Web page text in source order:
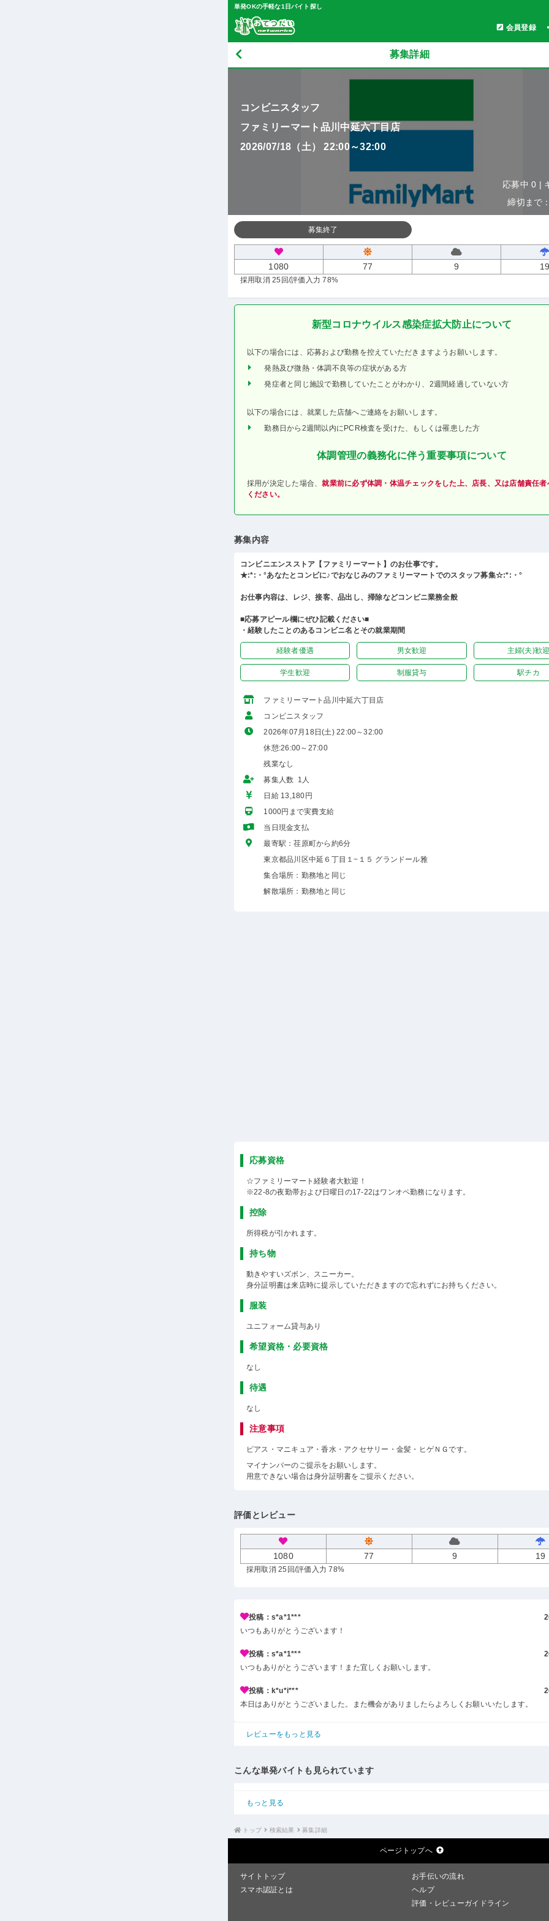
単発OKの手軽な1日バイト探し
会員登録
募集詳細
コンビニスタッフ
ファミリーマート品川中延六丁目店
2026/07/18（土） 22:00～32:00
応募中 0 |
締切まで
募集終了
1080 77 9
採用取消 25回/評価入力 78%
新型コロナウイルス感染症拡大防止について
以下の場合には、応募および勤務を控えていただきますようお願いします。
発熱及び微熱・体調不良等の症状がある方
発症者と同じ施設で勤務していたことがわかり、2週間経過していない方
以下の場合には、就業した店舗へご連絡をお願いします。
勤務日から2週間以内にPCR検査を受けた、もしくは罹患した方
体調管理の義務化に伴う重要事項について
採用が決定した場合、就業前に必ず体調・体温チェックをした上、店長、又は店舗責任者
ください。
募集内容
コンビニエンスストア【ファミリーマート】のお仕事です。
★:*:・°あなたとコンビに♪でおなじみのファミリーマートでのスタッフ募集☆:*:・°
お仕事内容は、レジ、接客、品出し、掃除などコンビニ業務全般
■応募アピール欄にぜひ記載ください■
・経験したことのあるコンビニ名とその就業期間
経験者優遇 男女歓迎 主婦(夫)歓
学生歓迎 制服貸与 駅チカ
ファミリーマート品川中延六丁目店
コンビニスタッフ
2026年07月18日(土) 22:00～32:00
休憩:26:00～27:00
残業なし
募集人数 1人
日給 13,180円
1000円まで実費支給
当日現金支払
最寄駅：荏原町から約6分
東京都品川区中延６丁目１−１５ グランドール雅
集合場所：勤務地と同じ
解散場所：勤務地と同じ
応募資格
☆ファミリーマート経験者大歓迎！
※22-8の夜勤帯および日曜日の17-22はワンオペ勤務になります。
控除
所得税が引かれます。
持ち物
動きやすいズボン、スニーカー。
身分証明書は来店時に提示していただきますので忘れずにお持ちください。
服装
ユニフォーム貸与あり
希望資格・必要資格
なし
待遇
なし
注意事項
ピアス・マニキュア・香水・アクセサリー・金髪・ヒゲＮＧです。
マイナンバーのご提示をお願いします。
用意できない場合は身分証明書をご提示ください。
評価とレビュー
1080 77 9 19
採用取消 25回/評価入力 78%
投稿：s*a*1***
いつもありがとうございます！
投稿：s*a*1***
いつもありがとうございます！また宜しくお願いします。
投稿：k*u*i***
本日はありがとうございました。また機会がありましたらよろしくお願いいたします。
レビューをもっと見る
こんな単発バイトも見られています
もっと見る
トップ 検索結果 募集詳細
ページトップへ
サイトトップ
お手伝いの流れ
スマホ認証とは
ヘルプ
評価・レビューガイドライン